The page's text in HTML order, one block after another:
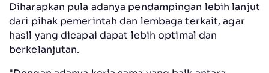
Diharapkan pula adanya pendampingan lebih lanjut
dari pihak pemerintah dan lembaga terkait, agar
hasil yang dicapai dapat lebih optimal dan
berkelanjutan.